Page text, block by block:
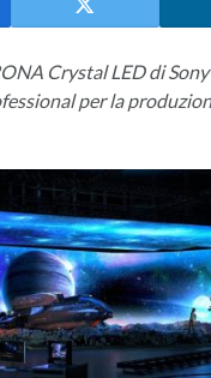
Crystal LED di
per la